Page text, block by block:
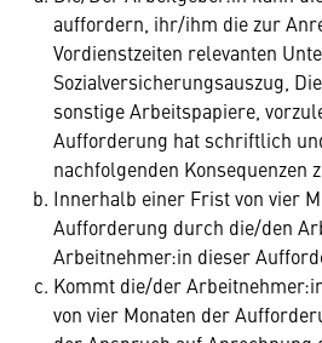
auffordern, ihr/ihm die zur
Vordienstzeiten relevanten
Sozialversicherungsauszug,
sonstige Arbeitspapiere,
Aufforderung hat schriftlich
nachfolgenden Konsequenzen
Innerhalb einer Frist von vier
Aufforderung durch die/den
Arbeitnehmer:in dieser
Kommt die/der
von vier Monaten der